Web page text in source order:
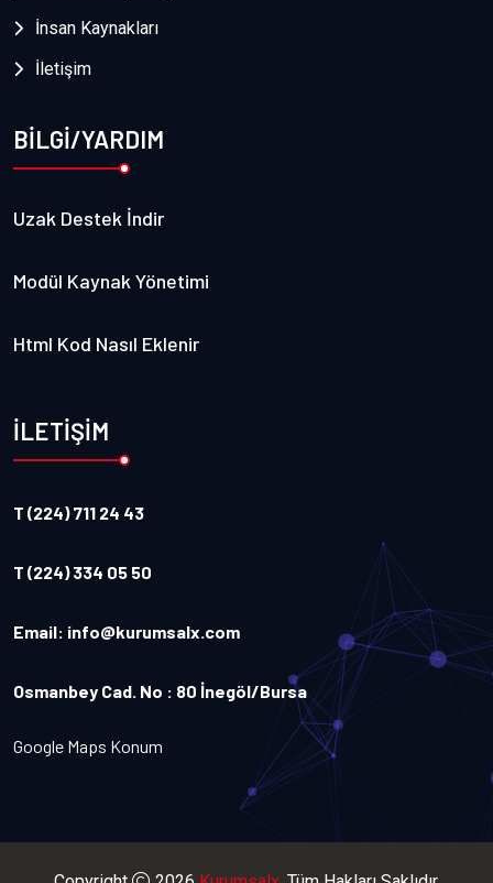
İnsan Kaynakları
İletişim
BİLGİ/YARDIM
Uzak Destek İndir
Modül Kaynak Yönetimi
Html Kod Nasıl Eklenir
İLETİŞİM
T (224) 711 24 43
T (224) 334 05 50
Email: info@kurumsalx.com
Osmanbey Cad. No : 80 İnegöl/Bursa
Google Maps Konum